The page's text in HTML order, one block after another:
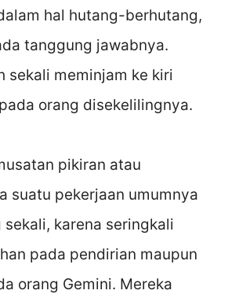
hal hutang-berhutang,
tanggung jawabnya.
sekali meminjam ke kiri
orang disekelilingnya.
pikiran atau
suatu pekerjaan umumnya
karena seringkali
pada pendirian maupun
orang Gemini. Mereka